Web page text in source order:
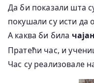
Да би показали шта
покушали су исти
А каква би била
Пратећи час, и
Час су реализовале